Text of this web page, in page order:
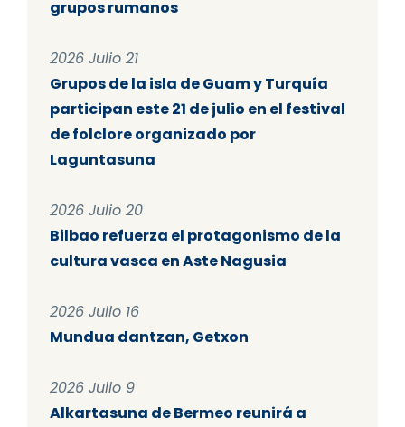
grupos rumanos
2026 Julio 21
Grupos de la isla de Guam y Turquía
participan este 21 de julio en el festival
de folclore organizado por
Laguntasuna
2026 Julio 20
Bilbao refuerza el protagonismo de la
cultura vasca en Aste Nagusia
2026 Julio 16
Mundua dantzan, Getxon
2026 Julio 9
Alkartasuna de Bermeo reunirá a